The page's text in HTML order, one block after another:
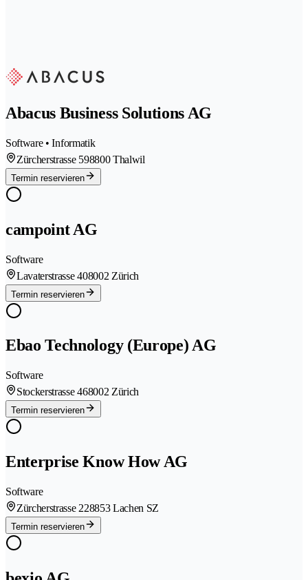
Abacus Business Solutions AG
Software • Informatik
Zürcherstrasse 598800 Thalwil
Termin reservieren
campoint AG
Software
Lavaterstrasse 408002 Zürich
Termin reservieren
Ebao Technology (Europe) AG
Software
Stockerstrasse 468002 Zürich
Termin reservieren
Enterprise Know How AG
Software
Zürcherstrasse 228853 Lachen SZ
Termin reservieren